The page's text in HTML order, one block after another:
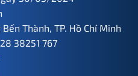
Thành, TP. Hồ Chí Minh
38251 767